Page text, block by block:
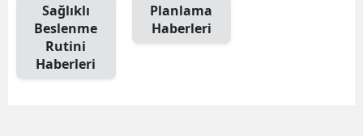
Sağlıklı
Beslenme
Rutini
Haberleri
Planlama
Haberleri